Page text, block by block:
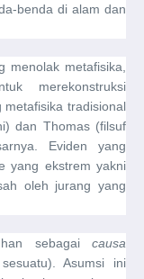
benda di alam dan
menolak metafisika,
merekonstruksi
tradisional
dan Thomas (filsuf
Eviden yang
yang ekstrem yakni
oleh jurang yang
sebagai causa
Asumsi ini